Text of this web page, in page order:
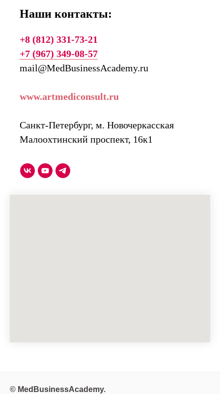
Наши контакты:
+8 (812) 331-73-21
+7 (967) 349-08-57
mail@MedBusinessAcademy.ru
www.artmediconsult.ru
Санкт-Петербург, м. Новочеркасская
Малоохтинский проспект, 16к1
© MedBusinessAcademy.